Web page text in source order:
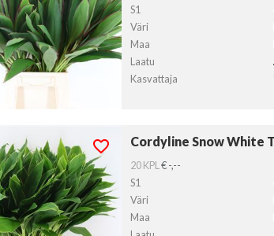
S1
Väri
Maa
Laatu
Kasvattaja
Cordyline Snow White
20 KPL€ -,--
S1
Väri
Maa
Snow White Top
lähtöpäivää ei ole valittu.